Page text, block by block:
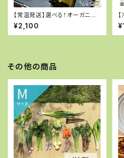
【常温発送】選べる！オーガニッ
ク野菜ドレッシング2本セット
¥2,100
その他の商品